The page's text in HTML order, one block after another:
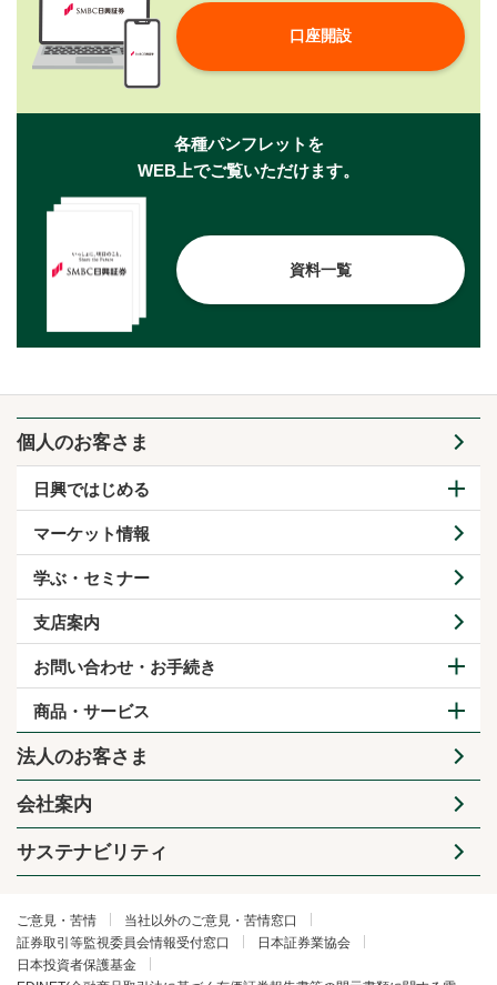
口座開設
各種パンフレットを
WEB上でご覧いただけます。
資料一覧
個人のお客さま
日興ではじめる
マーケット情報
学ぶ・セミナー
支店案内
お問い合わせ・お手続き
商品・サービス
法人のお客さま
会社案内
サステナビリティ
ご意見・苦情
当社以外のご意見・苦情窓口
証券取引等監視委員会情報受付窓口
日本証券業協会
日本投資者保護基金